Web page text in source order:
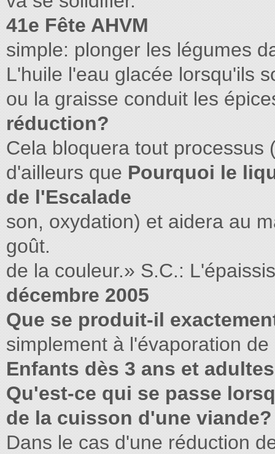
41e Fête AHVM
simple: plonger les légumes
L'huile l'eau glacée lorsqu'ils
ou la graisse conduit les
réduction?
Cela bloquera tout processus
d'ailleurs que Pourquoi le
de l'Escalade
son, oxydation) et aidera au
goût.
de la couleur.» S.C.:
décembre 2005
Que se produit-il
simplement à l'évaporation de
Enfants dès 3 ans et
Qu'est-ce qui se passe
de la cuisson d'une
Dans le cas d'une réduction